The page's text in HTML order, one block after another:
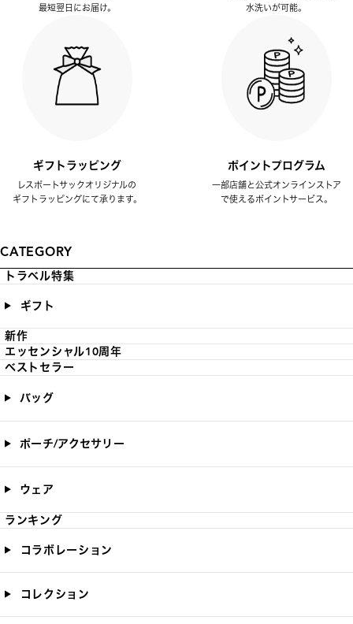
最短翌日にお届け。
水洗いが可能。
ギフトラッピング
レスポートサックオリジナルの
ギフトラッピングにて承ります。
ポイントプログラム
一部店舗と公式オンラインストア
で使えるポイントサービス。
CATEGORY
トラベル特集
ギフト
新作
エッセンシャル10周年
ベストセラー
バッグ
ポーチ/アクセサリー
ウェア
ランキング
コラボレーション
コレクション